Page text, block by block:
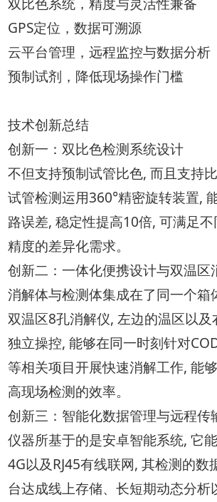
GPS定位，数据可溯源
云平台管理，远程监控与数据分析
预制试剂，降低现场操作门槛
技术创新总结
创新一：双比色检测系统设计
不但支持预制试管比色, 而且支持
试管检测运用360°精密旋转装置,
路误差, 稳定性提高10倍, 可满足
精度的差异化需求。
创新二：一体化便携设计与双温区
消解体与检测体集成在了同一个箱
双温区8孔消解仪, 左边的温区以及
独立操控, 能够在同一时刻针对
等相关项目开展快速消解工作, 能
高现场检测的效率。
创新三：智能化数据管理与远程传
仪器所基于的是安卓智能系统, 它能
4G以及RJ45有线联网, 其检测的数
台达成线上存储、长短期动态分析